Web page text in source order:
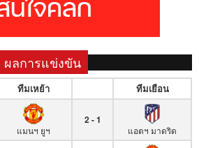
ผลการแข่งขัน
ทีมเหย้า ทีมเยือน
แมนฯ ยูฯ
2 - 1
แอตฯ มาดริด